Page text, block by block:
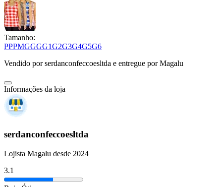
Tamanho:
PPPMGGGG1G2G3G4G5G6
Vendido porserdanconfeccoesltda e entregue por Magalu
Informações da loja
serdanconfeccoesltda
Lojista Magalu desde 2024
3.1